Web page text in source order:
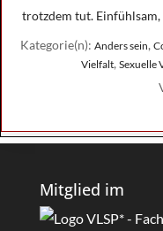
trotzdem tut.
Kategorie(n): Anders sein,
Vielfalt, Sexuelle
Mitglied im